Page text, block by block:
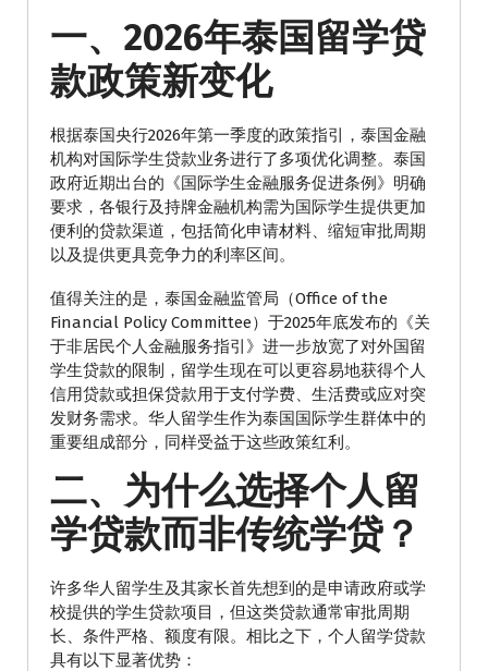
一、2026年泰国留学贷
款政策新变化
根据泰国央行2026年第一季度的政策指引，泰国金融
机构对国际学生贷款业务进行了多项优化调整。泰国
政府近期出台的《国际学生金融服务促进条例》明确
要求，各银行及持牌金融机构需为国际学生提供更加
便利的贷款渠道，包括简化申请材料、缩短审批周期
以及提供更具竞争力的利率区间。
值得关注的是，泰国金融监管局（Office of the
Financial Policy Committee）于2025年底发布的《关
于非居民个人金融服务指引》进一步放宽了对外国留
学生贷款的限制，留学生现在可以更容易地获得个人
信用贷款或担保贷款用于支付学费、生活费或应对突
发财务需求。华人留学生作为泰国国际学生群体中的
重要组成部分，同样受益于这些政策红利。
二、为什么选择个人留
学贷款而非传统学贷？
许多华人留学生及其家长首先想到的是申请政府或学
校提供的学生贷款项目，但这类贷款通常审批周期
长、条件严格、额度有限。相比之下，个人留学贷款
具有以下显著优势：